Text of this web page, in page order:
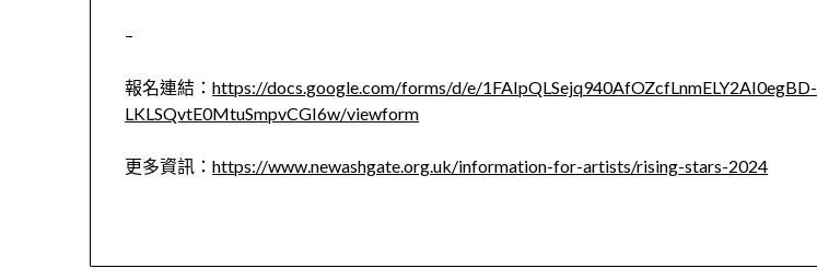
–
報名連結：https://docs.google.com/forms/d/e/1FAIpQLSejq940AfOZcfLnmELY2AI0egBD-
LKLSQvtE0MtuSmpvCGI6w/viewform
更多資訊：https://www.newashgate.org.uk/information-for-artists/rising-stars-2024